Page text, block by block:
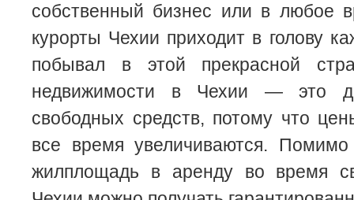
собственный бизнес или в любое
курорты Чехии приходит в голову
побывал в этой прекрасной
недвижимости в Чехии — это
свободных средств, потому что
все время увеличиваются.
жилплощадь в аренду во время